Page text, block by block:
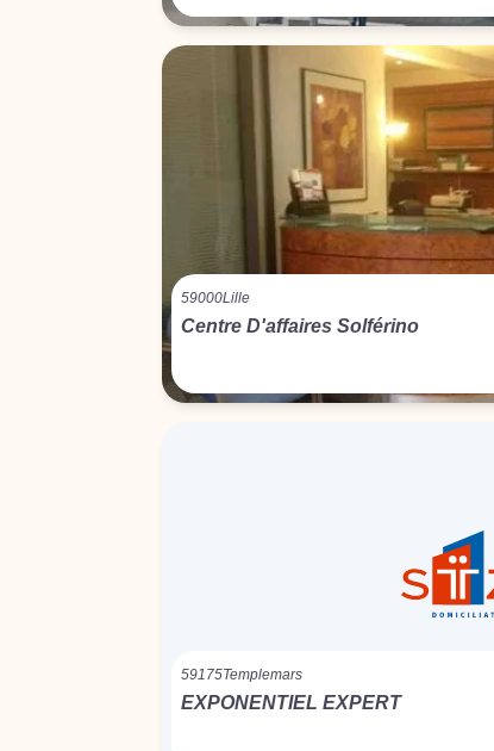
59000Lille
Centre D'affaires Solférino
59175Templemars
EXPONENTIEL EXPERT